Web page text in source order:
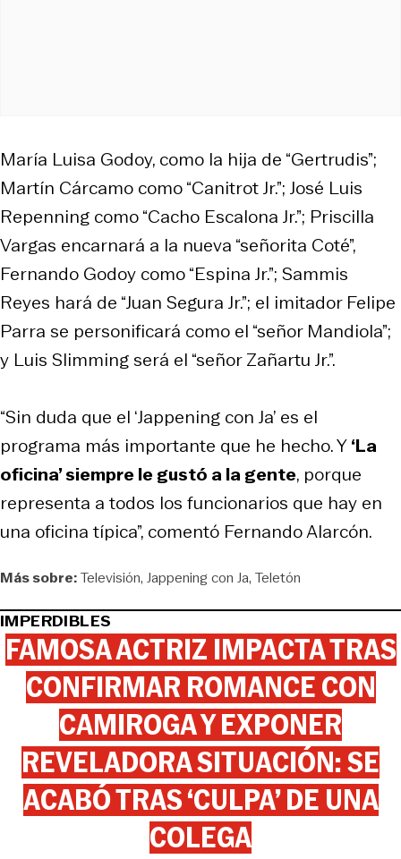
María Luisa Godoy, como la hija de “Gertrudis”;
Martín Cárcamo como “Canitrot Jr.”; José Luis
Repenning como “Cacho Escalona Jr.”; Priscilla
Vargas encarnará a la nueva “señorita Coté”,
Fernando Godoy como “Espina Jr.”; Sammis
Reyes hará de “Juan Segura Jr.”; el imitador Felipe
Parra se personificará como el “señor Mandiola”;
y Luis Slimming será el “señor Zañartu Jr.”.
“Sin duda que el ‘Jappening con Ja’ es el
programa más importante que he hecho. Y‘La
oficina’ siempre le gustó a la gente, porque
representa a todos los funcionarios que hay en
una oficina típica”, comentó Fernando Alarcón.
Más sobre:Televisión Jappening con Ja Teletón
IMPERDIBLES
FAMOSA ACTRIZ IMPACTA TRAS
CONFIRMAR ROMANCE CON
CAMIROGA Y EXPONER
REVELADORA SITUACIÓN: SE
ACABÓ TRAS ‘CULPA’ DE UNA
COLEGA